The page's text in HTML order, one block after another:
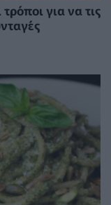
για να τις